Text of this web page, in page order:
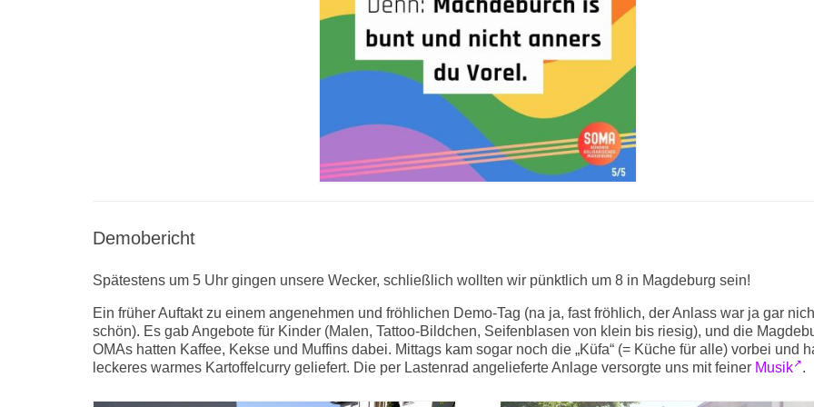
Demobericht
Spätestens um 5 Uhr gingen unsere Wecker, schließlich wollten wir pünktlich um 8 in Magdeburg sein!
Ein früher Auftakt zu einem angenehmen und fröhlichen Demo-Tag (na ja, fast fröhlich, der Anlass war ja gar
schön). Es gab Angebote für Kinder (Malen, Tattoo-Bildchen, Seifenblasen von klein bis riesig), und die
OMAs hatten Kaffee, Kekse und Muffins dabei. Mittags kam sogar noch die „Küfa“ (= Küche für alle) vorbei und
leckeres warmes Kartoffelcurry geliefert. Die per Lastenrad angelieferte Anlage versorgte uns mit feiner Musik .